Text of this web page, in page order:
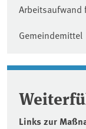
Arbeitsaufwand
Gemeindemittel
Links zur